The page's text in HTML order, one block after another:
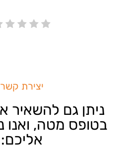
יצירת קשר
ניתן גם להשאיר
בטופס מטה, ואנו
אליכם: